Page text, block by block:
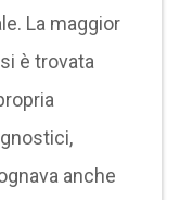
La maggior
è trovata
anche